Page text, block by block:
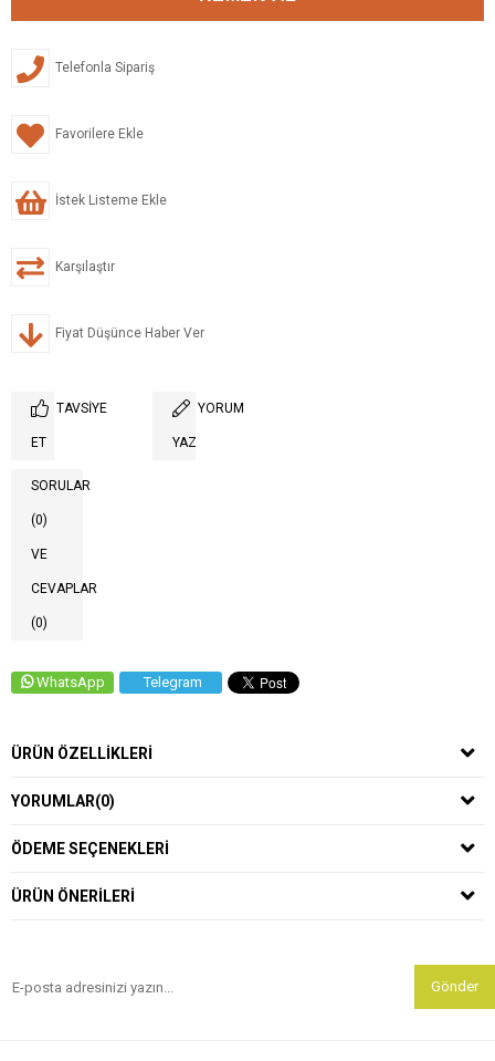
Telefonla Sipariş
Favorilere Ekle
İstek Listeme Ekle
Karşılaştır
Fiyat Düşünce Haber Ver
TAVSIYE
ET
YORUM
YAZ
SORULAR
(0)
VE
CEVAPLAR
(0)
WhatsApp Telegram
ÜRÜN ÖZELLIKLERI
YORUMLAR(0)
ÖDEME SEÇENEKLERI
ÜRÜN ÖNERILERI
Gönder